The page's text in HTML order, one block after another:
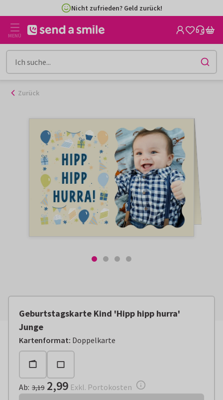
Inhalt
gehen
Nicht zufrieden? Geld zurück!
MENÜ
Zurück
Geburtstagskarte Kind 'Hipp hipp hurra'
Junge
Kartenformat: Doppelkarte
Ab:€ 2,99Exkl. Portokosten
Ab: 3,19 2,99 Exkl. Portokosten